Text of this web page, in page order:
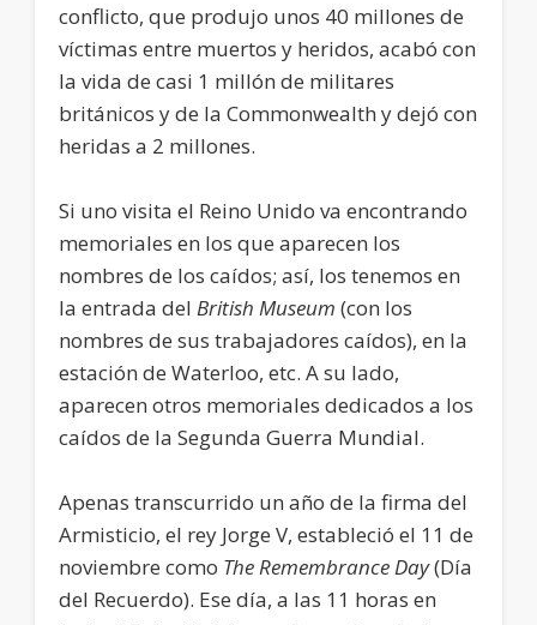
conflicto, que produjo unos 40 millones de
víctimas entre muertos y heridos, acabó con
la vida de casi 1 millón de militares
británicos y de la Commonwealth y dejó con
heridas a 2 millones.
Si uno visita el Reino Unido va encontrando
memoriales en los que aparecen los
nombres de los caídos; así, los tenemos en
la entrada del British Museum (con los
nombres de sus trabajadores caídos), en la
estación de Waterloo, etc. A su lado,
aparecen otros memoriales dedicados a los
caídos de la Segunda Guerra Mundial.
Apenas transcurrido un año de la firma del
Armisticio, el rey Jorge V, estableció el 11 de
noviembre como The Remembrance Day(Día
del Recuerdo). Ese día, a las 11 horas en